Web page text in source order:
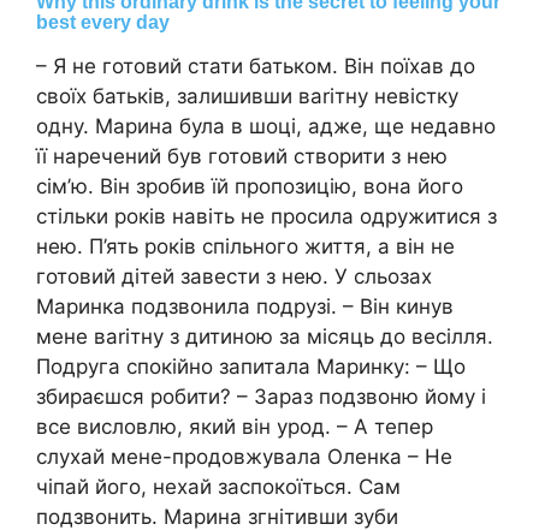
– Я не готовий стати батьком. Він поїхав до
своїх батьків, залишивши ваrітну невістку
одну. Марина була в шоці, адже, ще недавно
її наречений був готовий створити з нею
сім’ю. Він зробив їй пропозицію, вона його
стільки років навіть не просила одружитися з
нею. П’ять років спільного життя, а він не
готовий дітей завести з нею. У сльозах
Маринка подзвонила подрузі. – Він кинув
мене ваrітну з дитиною за місяць до весілля.
Подруга спокійно запитала Маринку: – Що
збираєшся робити? – Зараз подзвоню йому і
все висловлю, який він урод. – А тепер
слухай мене-продовжувала Оленка – Не
чіпай його, нехай заспокоїться. Сам
подзвонить. Марина згнітивши зуби